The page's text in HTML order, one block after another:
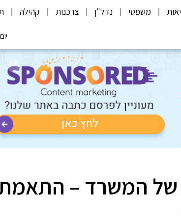
משפטי נדל"ן צרכנות קהילה
יום
של המשרד –